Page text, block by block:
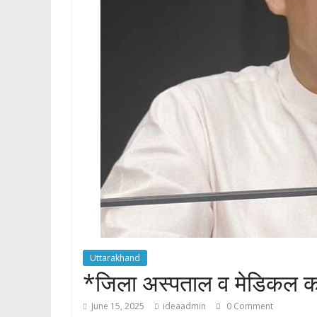
Uttarakhand
*जिला अस्पताल व मेडिकल
June 15, 2025 ideaadmin 0 Comment